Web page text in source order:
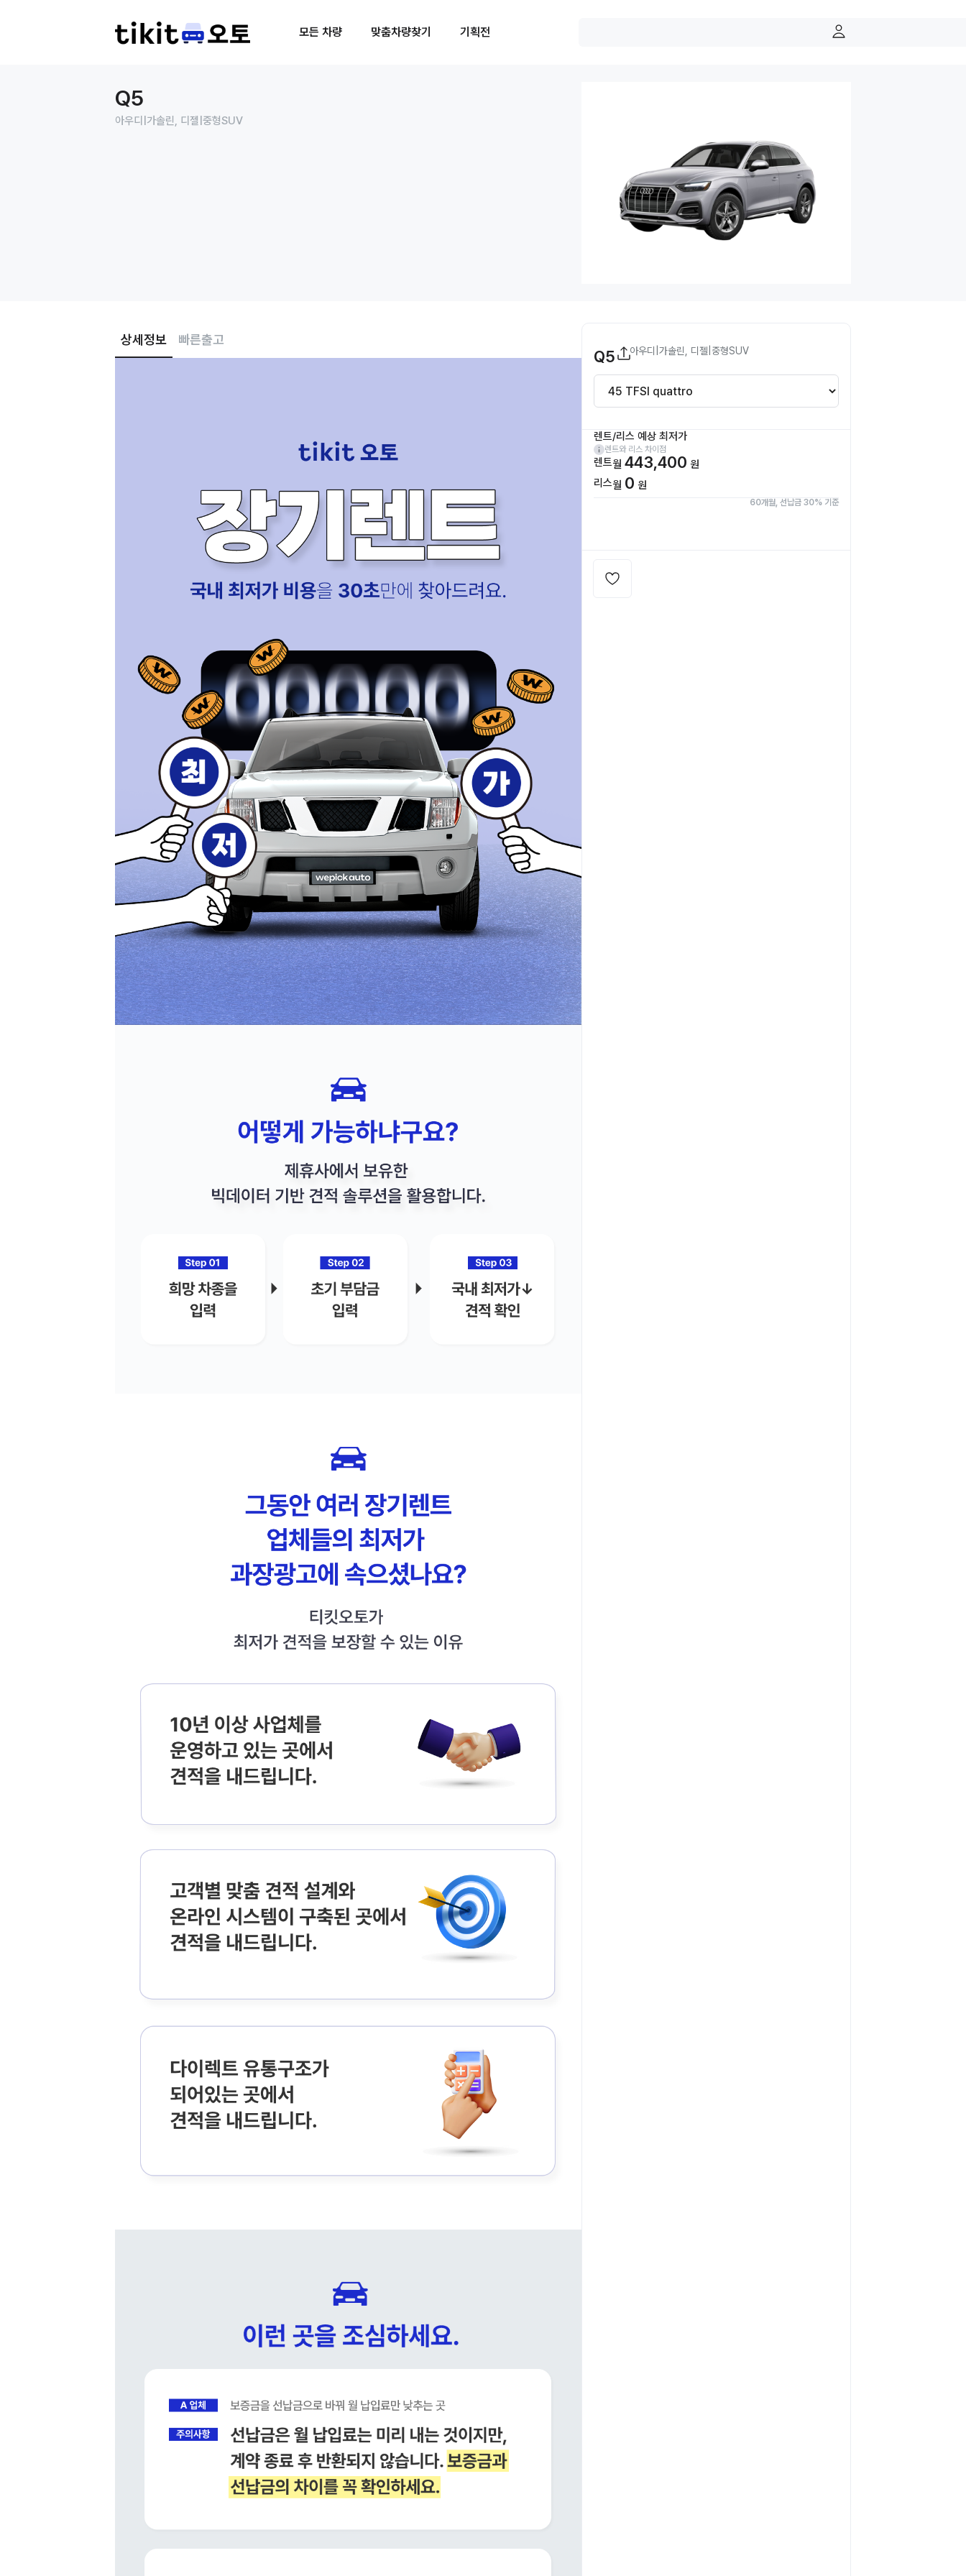
모든 차량 맞춤차량찾기 기획전
Q5
아우디 가솔린, 디젤 중형SUV
상세정보 빠른출고
Q5 아우디 |가솔린, 디젤 중형SUV
렌트/리스 예상 최저가
렌트와 리스 차이점
렌트월 443,400 원
리스월 0 원
60개월, 선납금 30% 기준